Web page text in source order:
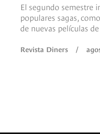
El segundo semestre
populares sagas, como
de nuevas películas
Revista Diners /